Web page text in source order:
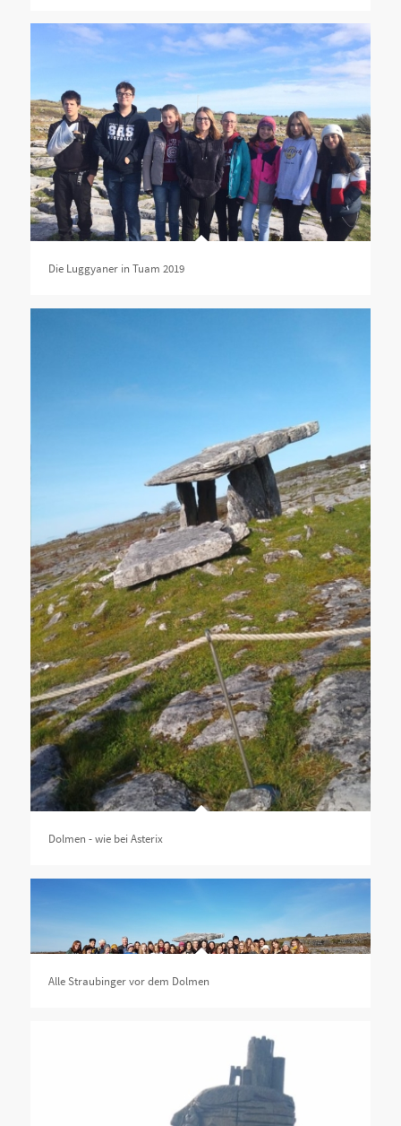
Die Luggyaner in Tuam 2019
Dolmen - wie bei Asterix
Alle Straubinger vor dem Dolmen